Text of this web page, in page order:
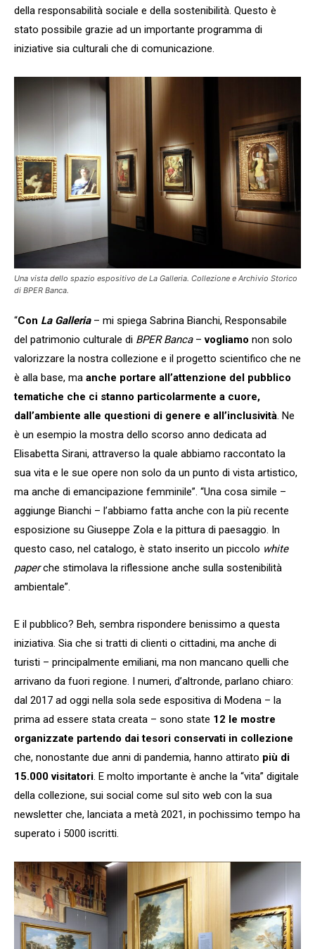
della responsabilità sociale e della sostenibilità. Questo è
stato possibile grazie ad un importante programma di
iniziative sia culturali che di comunicazione.
Una vista dello spazio espositivo de La Galleria. Collezione e Archivio Storico
di BPER Banca.
“Con La Galleria– mi spiega Sabrina Bianchi, Responsabile
del patrimonio culturale di BPER Banca–vogliamo non solo
valorizzare la nostra collezione e il progetto scientifico che ne
è alla base, ma anche portare all’attenzione del pubblico
tematiche che ci stanno particolarmente a cuore,
dall’ambiente alle questioni di genere e all’inclusività. Ne
è un esempio la mostra dello scorso anno dedicata ad
Elisabetta Sirani, attraverso la quale abbiamo raccontato la
sua vita e le sue opere non solo da un punto di vista artistico,
ma anche di emancipazione femminile”. “Una cosa simile –
aggiunge Bianchi – l’abbiamo fatta anche con la più recente
esposizione su Giuseppe Zola e la pittura di paesaggio. In
questo caso, nel catalogo, è stato inserito un piccolo white
paperche stimolava la riflessione anche sulla sostenibilità
ambientale”.
E il pubblico? Beh, sembra rispondere benissimo a questa
iniziativa. Sia che si tratti di clienti o cittadini, ma anche di
turisti – principalmente emiliani, ma non mancano quelli che
arrivano da fuori regione. I numeri, d’altronde, parlano chiaro:
dal 2017 ad oggi nella sola sede espositiva di Modena – la
prima ad essere stata creata – sono state 12 le mostre
organizzate partendo dai tesori conservati in collezione
che, nonostante due anni di pandemia, hanno attirato più di
15.000 visitatori. E molto importante è anche la “vita” digitale
della collezione, sui social come sul sito web con la sua
newsletter che, lanciata a metà 2021, in pochissimo tempo ha
superato i 5000 iscritti.